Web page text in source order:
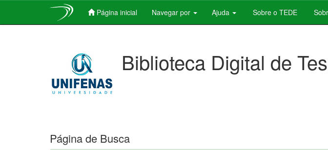
Página inicial Navegar por Ajuda Sobre o TEDE
Biblioteca Digital de
Página de Busca